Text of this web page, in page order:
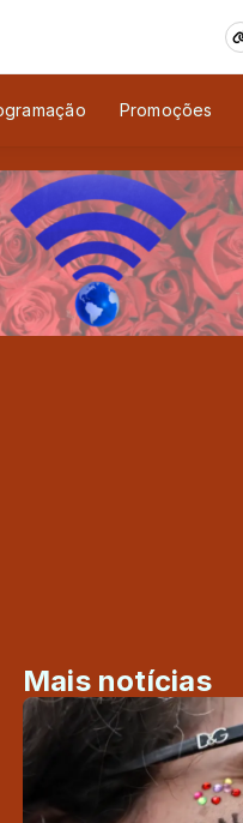
Promoções
Mais notícias